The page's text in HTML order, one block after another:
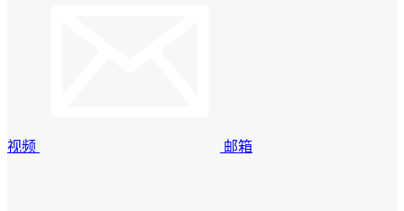
视频 邮箱